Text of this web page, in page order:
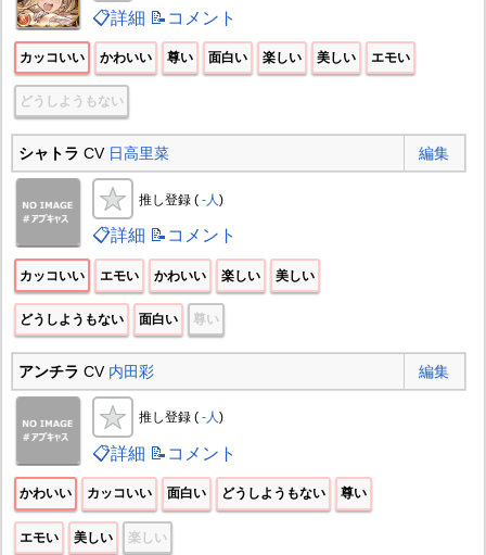
📋詳細 📝コメント
カッコいい かわいい 尊い 面白い 楽しい 美しい エモい
どうしようもない
シャトラ CV 日高里菜 編集
推し登録 ( -人 )
📋詳細 📝コメント
カッコいい エモい かわいい 楽しい 美しい
どうしようもない 面白い 尊い
アンチラ CV 内田彩 編集
推し登録 ( -人)
📋詳細 📝コメント
かわいい カッコいい 面白い どうしようもない 尊い
エモい 美しい 楽しい